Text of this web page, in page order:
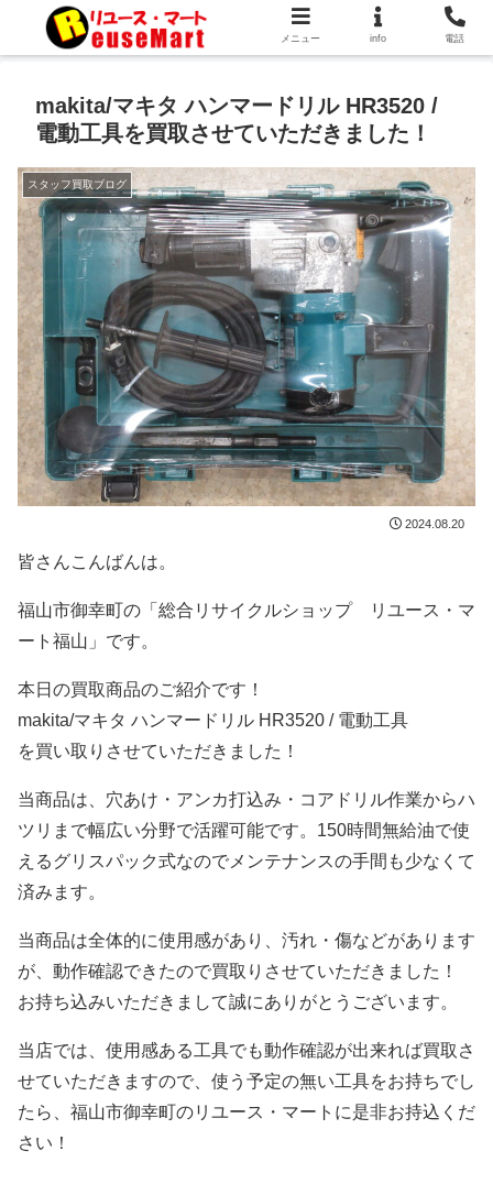
makita/マキタ ハンマードリル HR3520 /
電動工具を買取させていただきました！
スタッフ買取ブログ
2024.08.20
皆さんこんばんは。
福山市御幸町の「総合リサイクルショップ リユース・マ
ート福山」です。
本日の買取商品のご紹介です！
makita/マキタ ハンマードリル HR3520 / 電動工具
を買い取りさせていただきました！
当商品は、穴あけ・アンカ打込み・コアドリル作業からハ
ツリまで幅広い分野で活躍可能です。150時間無給油で使
えるグリスパック式なのでメンテナンスの手間も少なくて
済みます。
当商品は全体的に使用感があり、汚れ・傷などがあります
が、動作確認できたので買取りさせていただきました！
お持ち込みいただきまして誠にありがとうございます。
当店では、使用感ある工具でも動作確認が出来れば買取さ
せていただきますので、使う予定の無い工具をお持ちでし
たら、福山市御幸町のリユース・マートに是非お持込くだ
さい！
メニュー info 電話